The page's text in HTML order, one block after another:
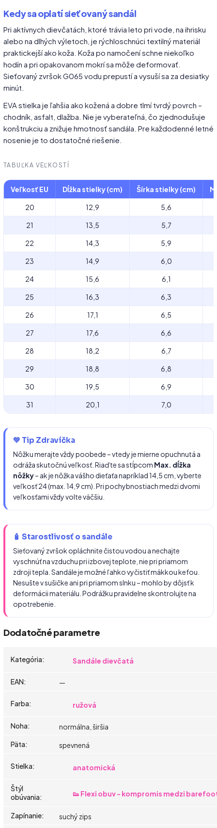
Kedy sa oplatí sieťovaný sandál
Pri aktívnych dievčatách, ktoré trávia leto pri vode, na ihrisku
alebo na dlhých výletoch, je rýchloschnúci textilný materiál
praktickejší ako koža. Koža po namočení schne niekoľko
hodín a pri opakovanom mokrí sa môže deformovať.
Sieťovaný zvršok G065 vodu prepustí a vysuší sa za desiatky
minút.
EVA stielka je ľahšia ako kožená a dobre tlmí tvrdý povrch –
chodník, asfalt, dlažba. Nie je vyberateľná, čo zjednodušuje
konštrukciu a znižuje hmotnosť sandála. Pre každodenné letné
nosenie je to dostatočné riešenie.
TABUĽKA VEĽKOSTÍ
Veľkosť EU Dĺžka stielky (cm) Šírka stielky (cm)
20 12,9 5,6
21 13,5 5,7
22 14,3 5,9
23 14,9 6,0
24 15,6 6,1
25 16,3 6,3
26 17,1 6,5
27 17,6 6,6
28 18,2 6,7
29 18,8 6,8
30 19,5 6,9
31 20,1 7,0
💚 Tip Zdravíčka
Nôžku merajte vždy poobede – vtedy je mierne opuchnutá a
odráža skutočnú veľkosť. Riaďte sa stĺpcom Max. dĺžka
nôžky– ak je nôžka vášho dieťaťa napríklad 14,5 cm, vyberte
veľkosť 24 (max. 14,9 cm). Pri pochybnostiach medzi dvomi
veľkosťami vždy volte väčšiu.
🧴 Starostlivosť o sandále
Sieťovaný zvršok opláchnite čistou vodou a nechajte
vyschnúť na vzduchu pri izbovej teplote, nie pri priamom
zdroji tepla. Sandále je možné ľahko vyčistiť mäkkou kefou.
Nesušte v sušičke ani pri priamom slnku – mohlo by dôjsť k
deformácii materiálu. Podrážku pravidelne skontrolujte na
opotrebenie.
Dodatočné parametre
Kategória: Sandále dievčatá
EAN: —
Farba: ružová
Noha:
normálna, širšia
Päta: spevnená
Stielka: anatomická
Štýl
obúvania: 👟 Flexi obuv - kompromis medzi
Zapínanie:
suchý zips